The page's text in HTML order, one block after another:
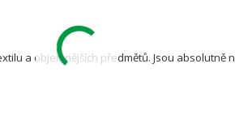
a objemnějších předmětů. Jsou absolutně